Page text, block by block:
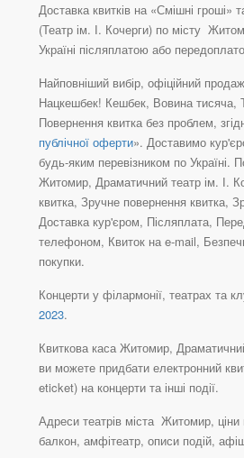
Доставка квитків на «Смішні гроші»
(Театр ім. І. Кочерги) по місту
Україні післяплатою або
Найповніший вибір, офіційний
Нацкешбек! Кешбек, Вовина тисяча,
Повернення квитка без проблем,
публічної оферти». Доставимо
будь-яким перевізником по Україні.
Житомир, Драматичний театр ім. І.
квитка, Зручне повернення квитка,
Доставка кур'єром, Післяплата,
телефоном, Квиток на e-mail,
покупки.
Концерти у філармонії, театрах та
2023.
Квиткова каса Житомир,
ви можете придбати електронний
eticket) на концерти та інші події.
Адреси театрів міста Житомир, ціни
балкон, амфітеатр, описи подій,